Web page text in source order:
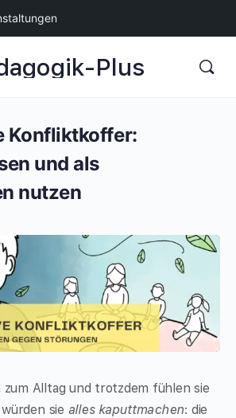
Plus
Konfliktkoffer:
und als
nutzen
Alltag und trotzdem fühlen sie
sie alles kaputtmachen: die